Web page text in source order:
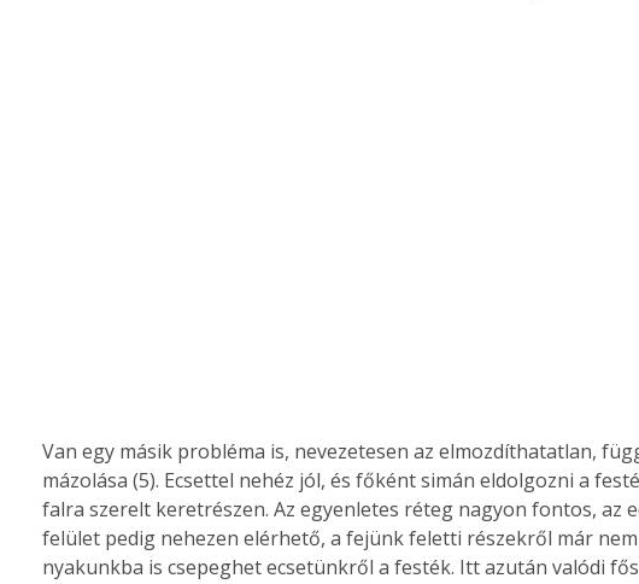
Virágoskert: kertben,
teraszon, lakásban
Gyógyító növények: a
természet kincsei az
Van egy másik probléma is, nevezetesen az elmozdíthatatlan,
mázolása (5). Ecsettel nehéz jól, és főként simán eldolgozni a
falra szerelt keretrészen. Az egyenletes réteg nagyon fontos, az
felület pedig nehezen elérhető, a fejünk feletti részekről már nem
nyakunkba is csepeghet ecsetünkről a festék. Itt azután valódi